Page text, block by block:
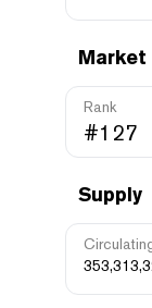
Market
Rank
#127
Supply